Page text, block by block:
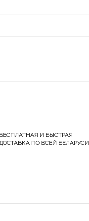
БЕСПЛАТНАЯ И БЫСТРАЯ
ДОСТАВКА ПО ВСЕЙ БЕЛАРУСИ